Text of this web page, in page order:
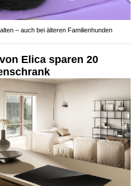
– auch bei älteren Familienhunden
Elica sparen 20